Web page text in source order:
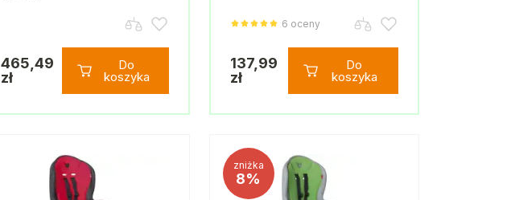
465,49
zł
Do
koszyka
6 oceny
137,99
zł
Do
koszyka
zniżka
8%